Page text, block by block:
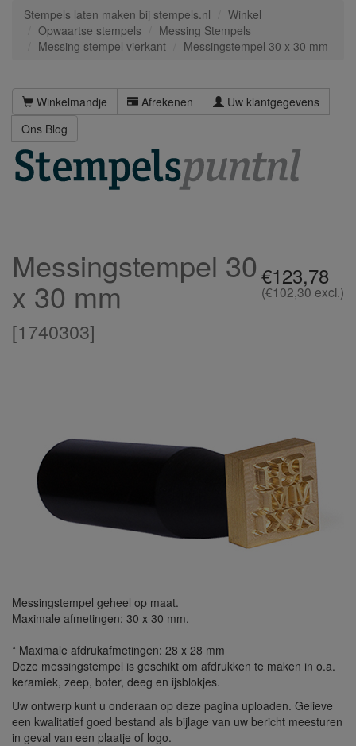
Stempels laten maken bij stempels.nl
Winkel
Opwaartse stempels
Messing Stempels
Messing stempel vierkant
Messingstempel 30 x 30 mm
Winkelmandje Afrekenen
Uw klantgegevens
Ons Blog
€123,78
(€102,30 excl.)
Messingstempel 30
x 30 mm
[1740303]
Messingstempel geheel op maat.
Maximale afmetingen: 30 x 30 mm.
* Maximale afdrukafmetingen: 28 x 28 mm
Deze messingstempel is geschikt om afdrukken te maken in o.a.
keramiek, zeep, boter, deeg en ijsblokjes.
Uw ontwerp kunt u onderaan op deze pagina uploaden. Gelieve
een kwalitatief goed bestand als bijlage van uw bericht meesturen
in geval van een plaatje of logo.